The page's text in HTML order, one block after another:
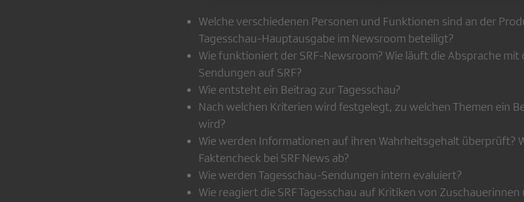
Welche verschiedenen Personen und Funktionen sind an der
Tagesschau-Hauptausgabe im Newsroom beteiligt?
Wie funktioniert der SRF-Newsroom? Wie läuft die Absprache mit
Sendungen auf SRF?
Wie entsteht ein Beitrag zur Tagesschau?
Nach welchen Kriterien wird festgelegt, zu welchen Themen ein
wird?
Wie werden Informationen auf ihren Wahrheitsgehalt überprüft?
Faktencheck bei SRF News ab?
Wie werden Tagesschau-Sendungen intern evaluiert?
Wie reagiert die SRF Tagesschau auf Kritiken von